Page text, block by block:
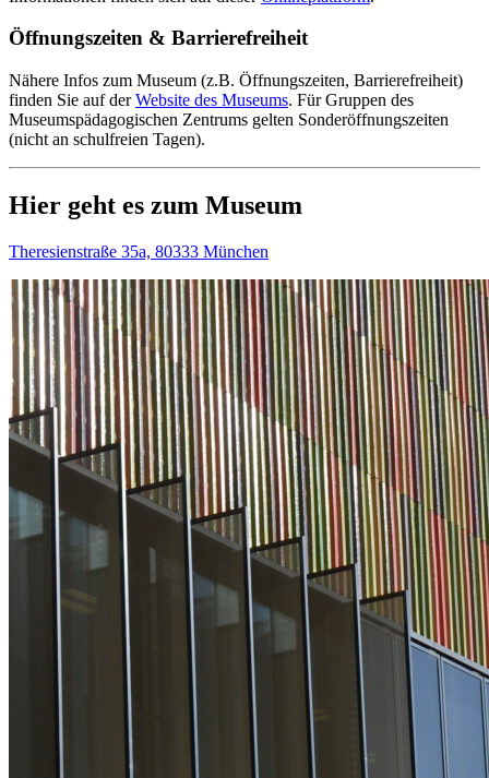
Öffnungszeiten & Barrierefreiheit
Nähere Infos zum Museum (z.B. Öffnungszeiten, Barrierefreiheit)
finden Sie auf derWebsite des Museums. Für Gruppen des
Museumspädagogischen Zentrums gelten Sonderöffnungszeiten
(nicht an schulfreien Tagen).
Hier geht es zum Museum
Theresienstraße 35a, 80333 München